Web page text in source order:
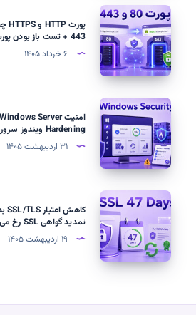
راهنمای
کامل
امنیت
HTTPS
و
گواهی
SSL
پورت
HTTP
و
HTTPS
چیست؟
تفاوت
پورت
80
و
443
+
تست
باز
بودن
پورت
443 + تست باز بودن پورت
۶ خرداد ۱۴۰۵
امنیت
Windows
Server؛
چک‌لیست
کامل
Hardening
ویندوز
سرور
Hardening ویندوز سرور
۳۱ اردیبهشت ۱۴۰۵
کاهش
اعتبار
SSL/TLS
به
۴۷
چه
تمدید گواهی SSL رخ می‌دهد؟
۱۹ اردیبهشت ۱۴۰۵